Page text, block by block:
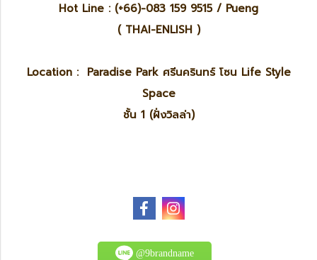
Hot Line : (+66)-083 159 9515 / Pueng
( THAI-ENLISH )
Location : Paradise Park ศรีนครินทร์ โซน Life Style
Space
ชั้น 1 (ฝั่งวิลล่า)
@9brandname